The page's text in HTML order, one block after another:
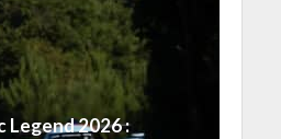
Legend 2026 :